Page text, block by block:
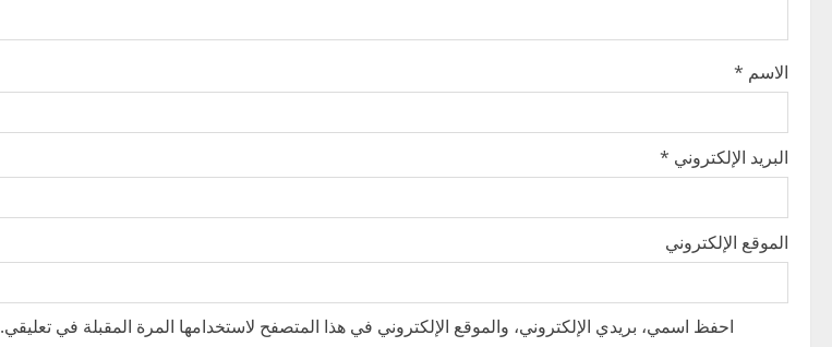
i
o
n
الاسم *
البريد الإلكتروني *
الموقع الإلكتروني
احفظ اسمي، بريدي الإلكتروني، والموقع الإلكتروني في هذا المتصفح لاستخدامها المرة المقبلة في تعليقي.